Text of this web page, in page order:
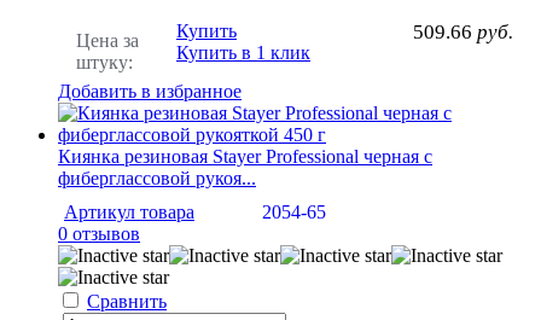
Цена за
штуку:
509.66 руб.
Купить
Купить в 1 клик
Добавить в избранное
Киянка резиновая Stayer Professional черная с
фиберглассовой рукоя...
Артикул товара
2054-65
0 отзывов
Сравнить